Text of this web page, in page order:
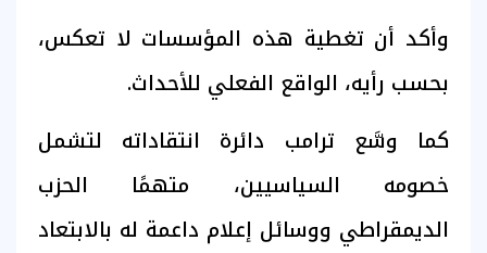
وأكد أن تغطية هذه المؤسسات لا تعكس،
بحسب رأيه، الواقع الفعلي للأحداث.
كما وسَّع ترامب دائرة انتقاداته لتشمل
خصومه السياسيين، متهمًا الحزب
الديمقراطي ووسائل إعلام داعمة له بالابتعاد